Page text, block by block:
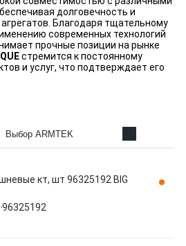
долговечность и
Благодаря тщательному
современных технологий
прочные позиции на рынке
стремится к постоянному
и услуг, что подтверждает его
Выбор ARMTEK
кт, шт 96325192 BIG
96325192